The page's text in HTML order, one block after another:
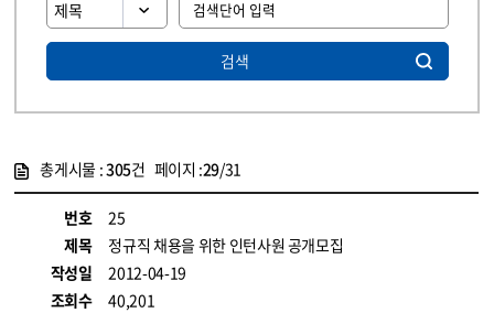
검색
총게시물 :305건 페이지 :29/31
번호
25
제목
정규직 채용을 위한 인턴사원 공개모집
작성일
2012-04-19
조회수
40,201